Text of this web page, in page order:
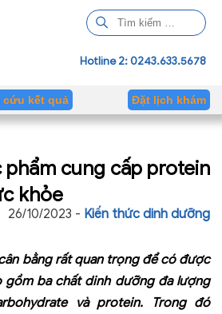
ì
m
h
Hotline 2: 0243.633.5678
cứu kết quả Đặt lịch khám
phẩm cung cấp protein
khỏe
26/10/2023 - Kiến thức dinh dưỡng
bằng rất quan trọng để có được
ba chất dinh dưỡng đa lượng
và protein. Trong đó